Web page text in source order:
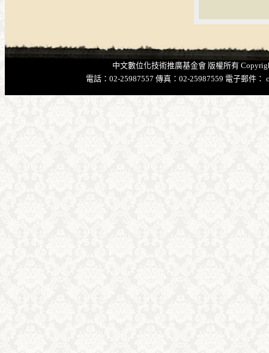
中文數位化技術推廣基金會 版權所有
電話：02-25987557 傳真：02-25987559 電子郵件：